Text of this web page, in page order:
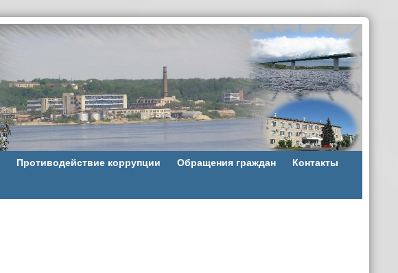
Противодействие коррупции Обращения граждан Контакты